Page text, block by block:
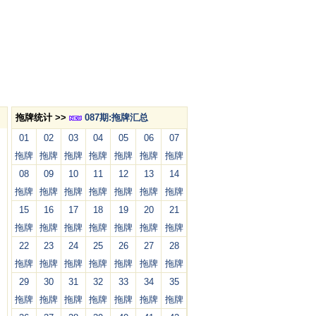
拖牌统计 >>
087期:拖牌汇总
01
拖牌
02
拖牌
03
拖牌
04
拖牌
05
拖牌
06
拖牌
07
拖牌
08
拖牌
09
拖牌
10
拖牌
11
拖牌
12
拖牌
13
拖牌
14
拖牌
15
拖牌
16
拖牌
17
拖牌
18
拖牌
19
拖牌
20
拖牌
21
拖牌
22
拖牌
23
拖牌
24
拖牌
25
拖牌
26
拖牌
27
拖牌
28
拖牌
29
拖牌
30
拖牌
31
拖牌
32
拖牌
33
拖牌
34
拖牌
35
拖牌